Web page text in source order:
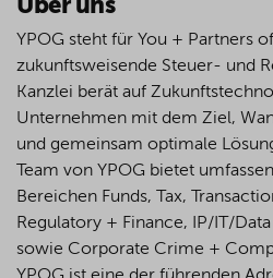
Über uns
YPOG steht für You + Partners
zukunftsweisende Steuer- und
Kanzlei berät auf
Unternehmen mit dem Ziel,
und gemeinsam optimale
Team von YPOG bietet
Bereichen Funds, Tax,
Regulatory + Finance, IP/IT/
sowie Corporate Crime +